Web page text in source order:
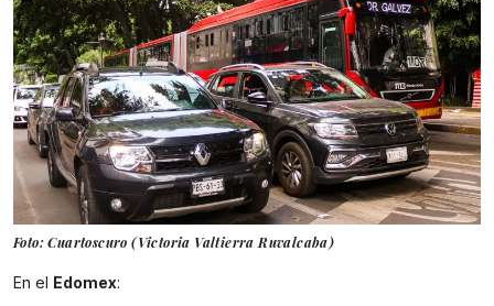
Foto: Cuartoscuro (Victoria Valtierra Ruvalcaba)
En el Edomex: